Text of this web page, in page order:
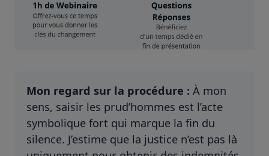
Mon regard sur la procédure : À mon
sens, saisir les prud’hommes est l’acte
symbolique fort qui marque la fin du
silence. J’estime que la justice n’est pas là